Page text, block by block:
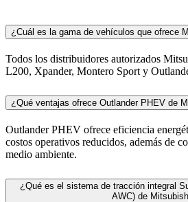
¿Cuál es la gama de vehículos que ofrece
Todos los distribuidores autorizados
L200, Xpander, Montero Sport y
¿Qué ventajas ofrece Outlander PHEV de
Outlander PHEV ofrece eficiencia
costos operativos reducidos, además de
medio ambiente.
¿Qué es el sistema de tracción integral
AWC) de